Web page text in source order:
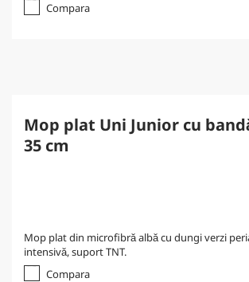
Compara
Mop plat Uni Junior cu
35 cm
Mop plat din microfibră albă cu dungi verzi
intensivă, suport TNT.
Compara